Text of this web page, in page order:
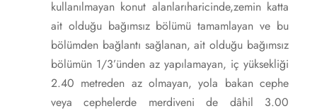
kullanılmayan konut alanlarıharicinde,zemin katta
ait olduğu bağımsız bölümü tamamlayan ve bu
bölümden bağlantı sağlanan, ait olduğu bağımsız
bölümün 1/3’ünden az yapılamayan, iç yüksekliği
2.40 metreden az olmayan, yola bakan cephe
veya cephelerde merdiveni de dâhil 3.00